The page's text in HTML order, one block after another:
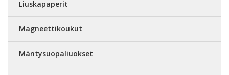
Liuskapaperit
Magneettikoukut
Mäntysuopaliuokset